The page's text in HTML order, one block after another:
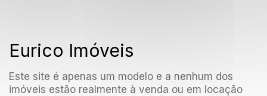
Eurico Imóveis
Este site é apenas um modelo e a nenhum dos
imóveis estão realmente à venda ou em locação